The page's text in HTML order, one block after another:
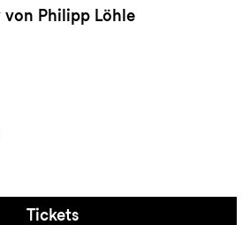
von Philipp Löhle
Tickets